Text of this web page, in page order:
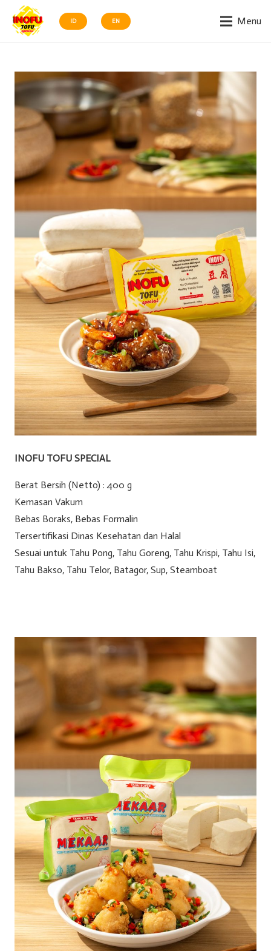
ID EN Menu
INOFU TOFU SPECIAL
Berat Bersih (Netto) : 400 g
Kemasan Vakum
Bebas Boraks, Bebas Formalin
Tersertifikasi Dinas Kesehatan dan Halal
Sesuai untuk Tahu Pong, Tahu Goreng, Tahu Krispi, Tahu Isi,
Tahu Bakso, Tahu Telor, Batagor, Sup, Steamboat